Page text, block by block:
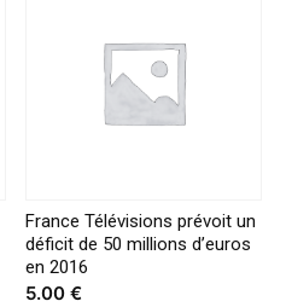
France Télévisions prévoit un
déficit de 50 millions d’euros
en 2016
5.00€